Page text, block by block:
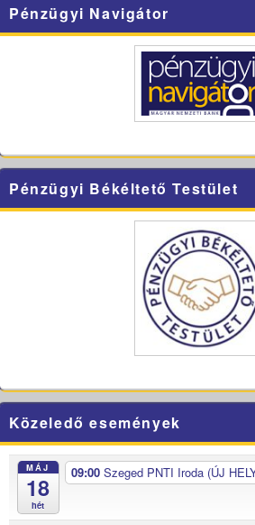
Pénzügyi Navigátor
Pénzügyi Békéltető Testület
Közeledő események
MÁJ
18
hét
09:00 Szeged PNTI Iroda (ÚJ